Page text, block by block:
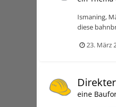
Ismaning,
diese
23. März
eine